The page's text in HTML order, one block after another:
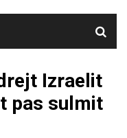
Izraelit
pas sulmit